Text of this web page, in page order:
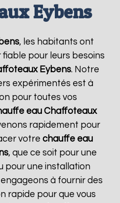
Eybens
, les habitants ont
pour leurs besoins
Eybens. Notre
expérimentés est à
pour toutes vos
eau Chaffoteaux
rapidement pour
votrechauffe eau
, que ce soit pour une
pour une installation
à fournir des
rapide pour que vous